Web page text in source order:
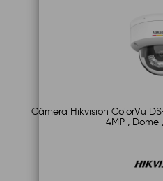
Câmera Hikvision ColorVu
4MP , Dome